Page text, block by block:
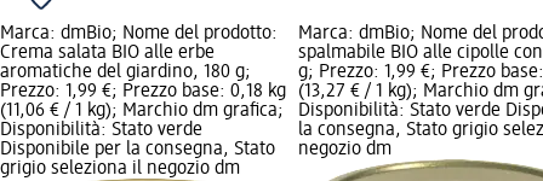
Marca: dmBio; Nome del prodotto:
Crema salata BIO alle erbe
aromatiche del giardino, 180 g;
Prezzo: 1,99 €; Prezzo base: 0,18 kg
(11,06 € / 1 kg); Marchio dm grafica;
Disponibilità: Stato verde
Disponibile per la consegna, Stato
grigio seleziona il negozio dm
Marca: dmBio; Nome del
spalmabile BIO alle cipolle
g; Prezzo: 1,99 €; Prezzo
(13,27 € / 1 kg); Marchio dm
Disponibilità: Stato verde
la consegna, Stato grigio
negozio dm